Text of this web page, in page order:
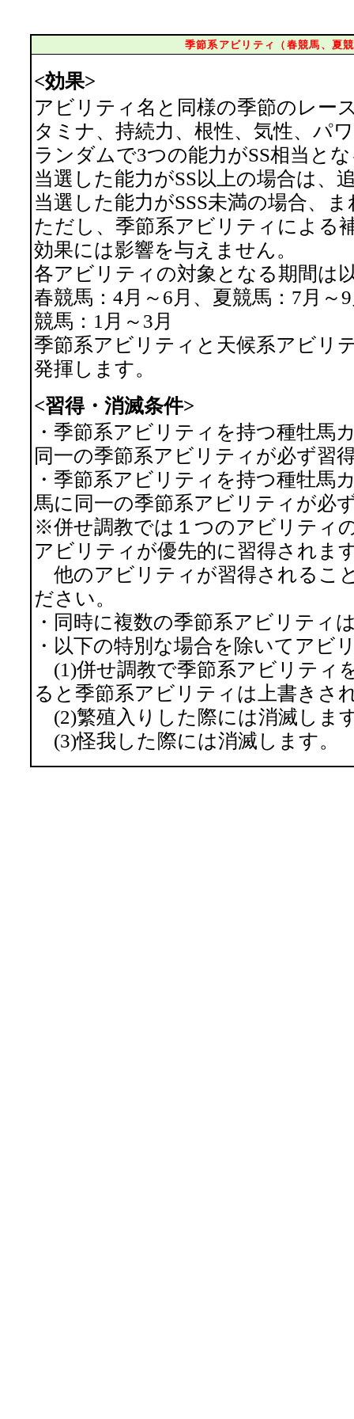
季節系アビリティ（春競馬、夏
<効果>
アビリティ名と同様の季節のレー
タミナ、持続力、根性、気性、パ
ランダムで3つの能力がSS相当と
当選した能力がSS以上の場合は、
当選した能力がSSS未満の場合、
ただし、季節系アビリティによる
効果には影響を与えません。
各アビリティの対象となる期間は
春競馬：4月～6月、夏競馬：7月～
競馬：1月～3月
季節系アビリティと天候系アビリ
発揮します。
<習得・消滅条件>
・季節系アビリティを持つ種牡馬
同一の季節系アビリティが必ず習
・季節系アビリティを持つ種牡馬
馬に同一の季節系アビリティが必
※併せ調教では１つのアビリティ
アビリティが優先的に習得されま
他のアビリティが習得されるこ
ださい。
・同時に複数の季節系アビリティ
・以下の特別な場合を除いてアビ
(1)併せ調教で季節系アビリティ
ると季節系アビリティは上書きさ
(2)繁殖入りした際には消滅しま
(3)怪我した際には消滅します。